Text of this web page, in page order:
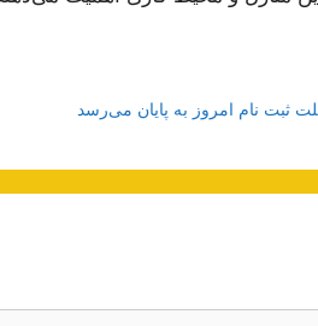
ثبت نام امروز به پایان می‌رسد